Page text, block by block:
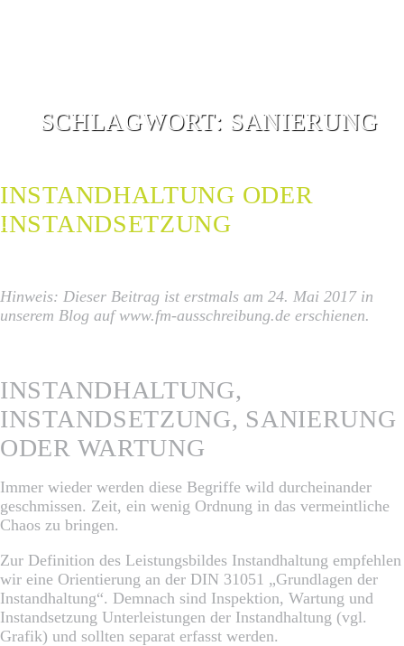
SCHLAGWORT: SANIERUNG
INSTANDHALTUNG ODER
INSTANDSETZUNG
Hinweis: Dieser Beitrag ist erstmals am 24. Mai 2017 in
unserem Blog auf www.fm-ausschreibung.de erschienen.
INSTANDHALTUNG,
INSTANDSETZUNG, SANIERUNG
ODER WARTUNG
Immer wieder werden diese Begriffe wild durcheinander
geschmissen. Zeit, ein wenig Ordnung in das vermeintliche
Chaos zu bringen.
Zur Definition des Leistungsbildes Instandhaltung empfehlen
wir eine Orientierung an der DIN 31051 „Grundlagen der
Instandhaltung“. Demnach sind Inspektion, Wartung und
Instandsetzung Unterleistungen der Instandhaltung (vgl.
Grafik) und sollten separat erfasst werden.